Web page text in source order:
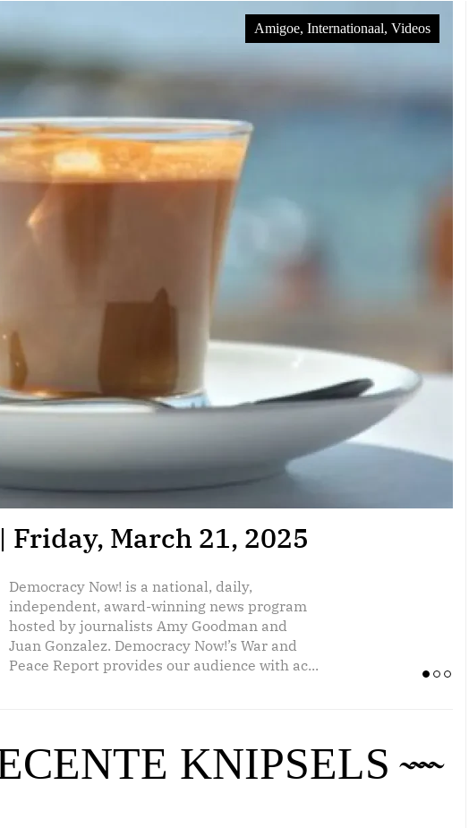
Amigoe, Internationaal, Videos
Friday, March 21, 2025
Democracy Now! is a national, daily,
independent, award-winning news program
hosted by journalists Amy Goodman and
Juan Gonzalez. Democracy Now!’s War and
Peace Report provides our audience with ac...
Videos, Internationaal, Democracy Now!
March 20, 2025
Democracy Now! is a national, daily,
independent, award-winning news program
hosted by journalists Amy Goodman and
Juan Gonzalez. Democracy Now!’s War and
Peace Report provides our audience with ac...
KNIPSELS